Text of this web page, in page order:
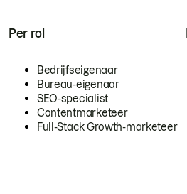
Per rol
Bedrijfseigenaar
Bureau-eigenaar
SEO-specialist
Contentmarketeer
Full-Stack Growth-marketeer